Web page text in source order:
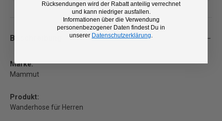
Beschreibung
Marke:
Mammut
Produkt:
Wanderhose für Herren
Rücksendungen wird der Rabatt anteilig verrechnet
und kann niedriger ausfallen.
Informationen über die Verwendung
personenbezogener Daten findest Du in
unserer Datenschutzerklärung.